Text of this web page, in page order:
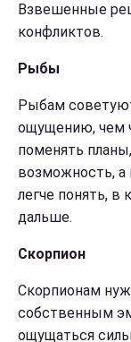
Взвешенные
конфликтов.
Рыбы
Рыбам
ощущению, чем
поменять
возможность, а
легче понять, в
дальше.
Скорпион
Скорпионам
собственным
ощущаться